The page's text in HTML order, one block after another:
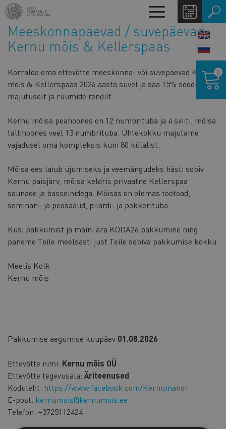
Liigu
edasi
põhisisu
juurde
Toggle
navigation
Meeskonnapäevad / suvepäevad
Kernu mõis & Kellerspaas
Korralda oma ettevõtte meeskonna- või suvepäevad Kernu
mõis & Kellerspaas 2026 aasta suvel ja saa 15% soodustust
majutuselt ja ruumide rendilt.
Kernu mõisa peahoones on 12 numbrituba ja 4 sviiti, mõisa
tallihoones veel 13 numbrituba. Ühtekokku majutame
vajadusel oma kompleksis kuni 80 külalist.
Mõisa ees laiub ujumiseks ja veemängudeks hästi sobiv
Kernu paisjärv, mõisa keldris privaatne Kellerspaa
saunade ja basseinidega. Mõisas on olemas töötoad,
seminari- ja peosaalid, pilardi- ja pokkerituba.
Küsi pakkumist ja maini ära KODA26 pakkumine ning
paneme Teile meelsasti just Teile sobiva pakkumise kokku.
Meelis Kolk
Kernu mõis
Pakkumise aegumise kuupäev 01.08.2026
Ettevõtte nimi: Kernu mõis OÜ
Ettevõtte tegevusala: Äriteenused
Koduleht: https://www.facebook.com/Kernumanor
E-post: kernumois@kernumois.ee
Telefon: +3725112424
0